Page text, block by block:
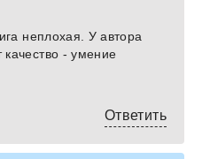
неплохая. У автора
- умение
Ответить